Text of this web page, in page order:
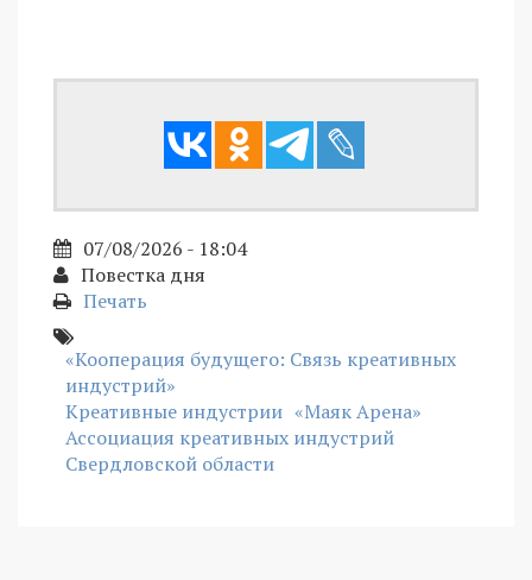
07/08/2026 - 18:04
Повестка дня
Печать
«Кооперация будущего: Связь креативных
индустрий»
Креативные индустрии «Маяк Арена»
Ассоциация креативных индустрий
Свердловской области